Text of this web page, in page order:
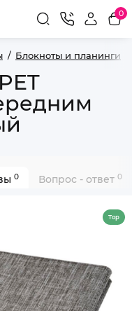
0
Блокноты и планинги
0 Вопрос - ответ 0
Top